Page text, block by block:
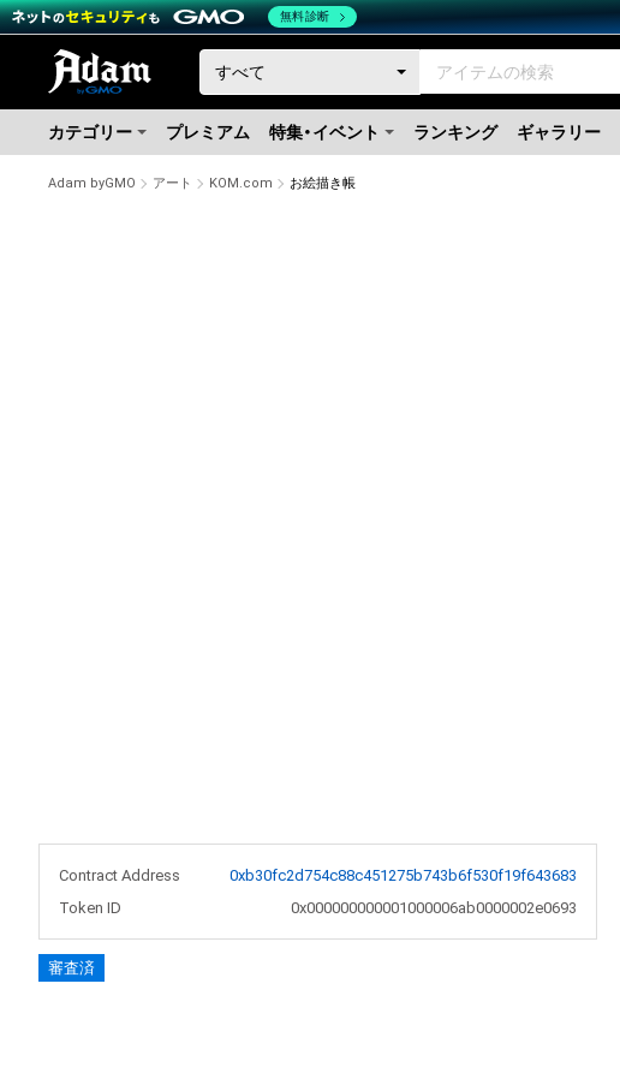
カテゴリー プレミアム 特集・イベント ランキング ギャラリー
Adam byGMO アート KOM.com お絵描き帳
Contract Address
0xb30fc2d754c88c451275b743b6f530f19f643683
Token ID
0x000000000001000006ab0000002e0693
審査済
無料診断